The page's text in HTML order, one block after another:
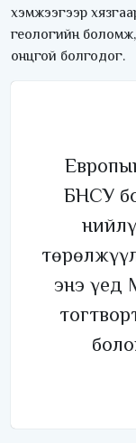
хэмжээгээр
геологийн
онцгой болгодог.
БНСУ
энэ үед